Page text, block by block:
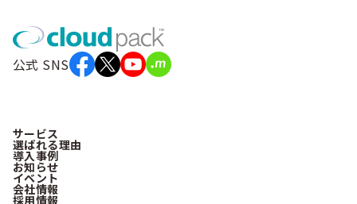
公式 SNS
サービス
選ばれる理由
導入事例
お知らせ
イベント
会社情報
採用情報